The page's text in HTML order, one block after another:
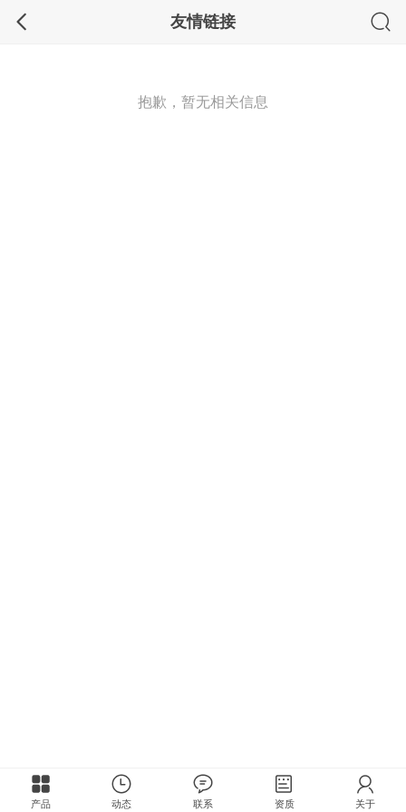
友情链接
抱歉，暂无相关信息
产品 动态 联系 资质 关于